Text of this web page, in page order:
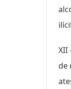
XII
de